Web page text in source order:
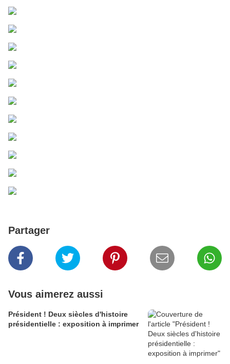
Partager
Vous aimerez aussi
Président ! Deux siècles d'histoire
présidentielle : exposition à imprimer